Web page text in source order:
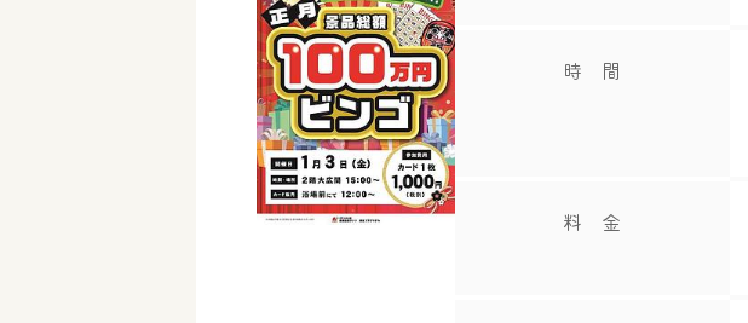
時 間
料 金